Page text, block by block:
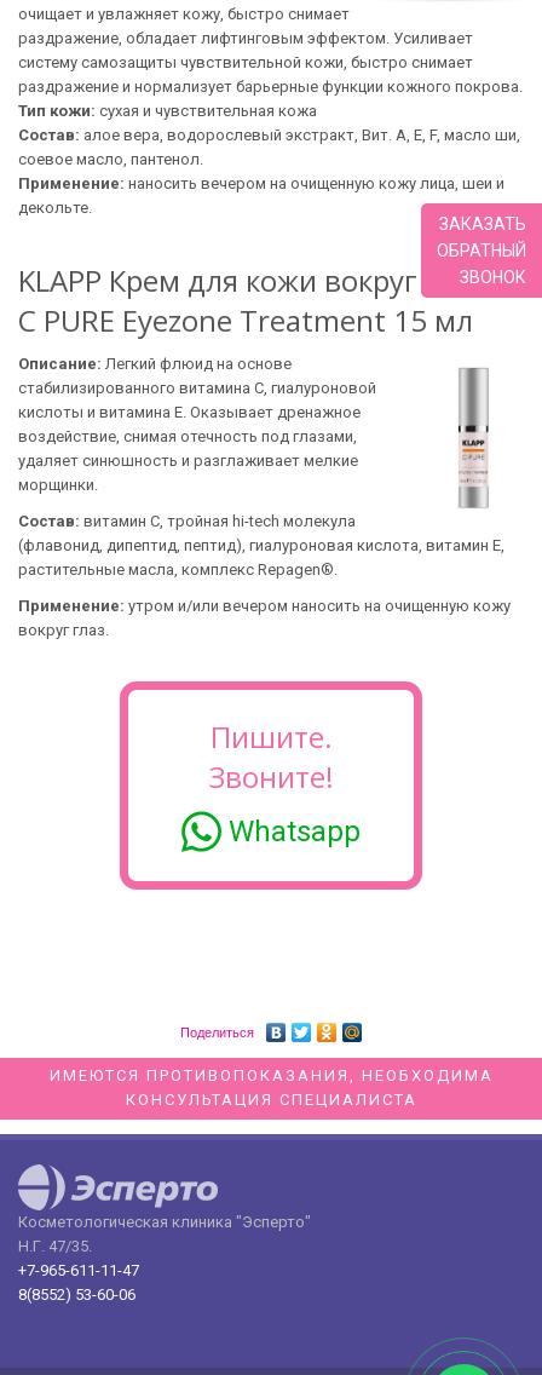
очищает и увлажняет кожу, быстро снимает
раздражение, обладает лифтинговым эффектом. Усиливает
систему самозащиты чувствительной кожи, быстро снимает
раздражение и нормализует барьеpные функции кожного покрова.
Тип кожи: сухая и чувствительная кожа
Состав: алое вера, водорослевый экстракт, Вит. А, Е, F, масло ши,
соевое масло, пантенол.
Применение: наносить вечером на очищенную кожу лица, шеи и
декольте.
KLAPP Крем для кожи вокруг глаз /
C PURE Eyezone Treatment 15 мл
Описание: Легкий флюид на основе
стабилизированного витамина С, гиалуроновой
кислоты и витамина Е. Оказывает дренажное
воздействие, снимая отечность под глазами,
удаляет синюшность и разглаживает мелкие
морщинки.
Состав: витамин С, тройная hi-tech молекула
(флавонид, дипептид, пептид), гиалуроновая кислота, витамин Е,
растительные масла, комплекс Repagen®.
Применение: утром и/или вечером наносить на очищенную кожу
вокруг глаз.
Пишите.
Звоните!
Whatsapp
Поделиться
ИМЕЮТСЯ ПРОТИВОПОКАЗАНИЯ, НЕОБХОДИМА
КОНСУЛЬТАЦИЯ СПЕЦИАЛИСТА
Косметологическая клиника "Эсперто"
Н.Г. 47/35.
+7-965-611-11-47
8(8552) 53-60-06
ЗАКАЗАТЬ
ОБРАТНЫЙ
ЗВОНОК